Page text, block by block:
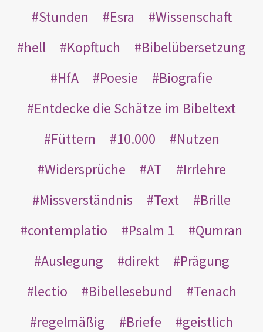
Stunden
Esra
Wissenschaft
hell
Kopftuch
Bibelübersetzung
HfA
Poesie
Biografie
Entdecke die Schätze im Bibeltext
Füttern
10.000
Nutzen
Widersprüche
AT
Irrlehre
Missverständnis
Text
Brille
contemplatio
Psalm 1
Qumran
Auslegung
direkt
Prägung
lectio
Bibellesebund
Tenach
regelmäßig
Briefe
geistlich